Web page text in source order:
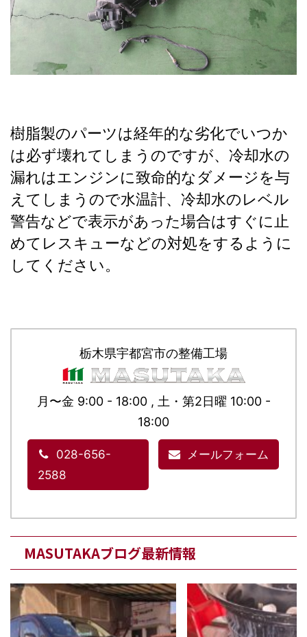
樹脂製のパーツは経年的な劣化でいつか
は必ず壊れてしまうのですが、冷却水の
漏れはエンジンに致命的なダメージを与
えてしまうので水温計、冷却水のレベル
警告などで表示があった場合はすぐに止
めてレスキューなどの対処をするように
してください。
栃木県宇都宮市の整備工場
月〜金 9:00 - 18:00 , 土・第2日曜 10:00 -
18:00
028-656-
2588
メールフォーム
MASUTAKAブログ最新情報